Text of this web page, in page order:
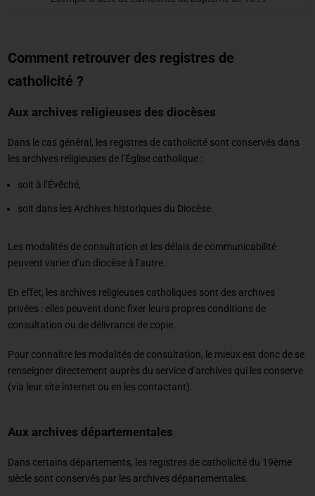
Comment retrouver des registres de
catholicité ?
Aux archives religieuses des diocèses
Dans le cas général, les registres de catholicité sont conservés dans
les archives religieuses de l’Église catholique :
soit à l’Évêché,
soit dans les Archives historiques du Diocèse.
Les modalités de consultation et les délais de communicabilité
peuvent varier d’un diocèse à l’autre.
En effet, les archives religieuses catholiques sont des archives
privées : elles peuvent donc fixer leurs propres conditions de
consultation ou de délivrance de copie.
Pour connaître les modalités de consultation, le mieux est donc de se
renseigner directement auprès du service d’archives qui les conserve
(via leur site internet ou en les contactant).
Aux archives départementales
Dans certains départements, les registres de catholicité du 19ème
siècle sont conservés par les archives départementales.